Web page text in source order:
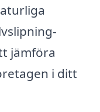
jämföra
i ditt